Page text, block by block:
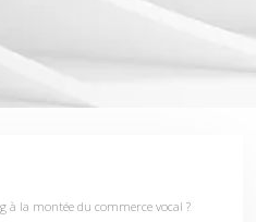
la montée du commerce vocal ?